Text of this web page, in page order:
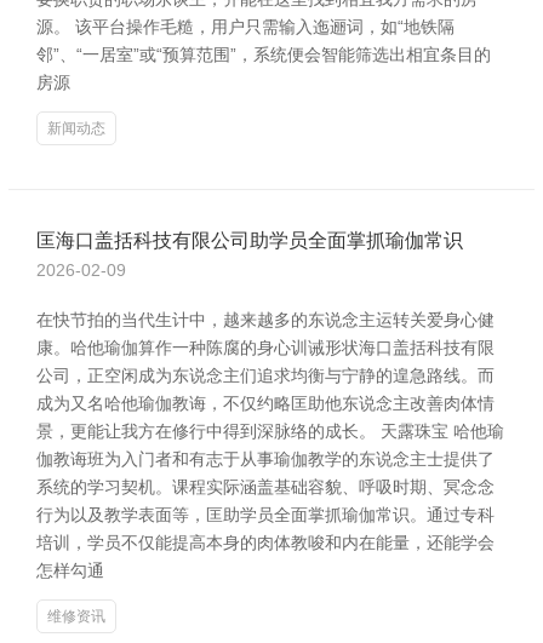
源。 该平台操作毛糙，用户只需输入迤逦词，如“地铁隔
邻”、“一居室”或“预算范围”，系统便会智能筛选出相宜条目的
房源
新闻动态
匡海口盖括科技有限公司助学员全面掌抓瑜伽常识
2026-02-09
在快节拍的当代生计中，越来越多的东说念主运转关爱身心健
康。哈他瑜伽算作一种陈腐的身心训诫形状海口盖括科技有限
公司，正空闲成为东说念主们追求均衡与宁静的遑急路线。而
成为又名哈他瑜伽教诲，不仅约略匡助他东说念主改善肉体情
景，更能让我方在修行中得到深脉络的成长。 天露珠宝 哈他瑜
伽教诲班为入门者和有志于从事瑜伽教学的东说念主士提供了
系统的学习契机。课程实际涵盖基础容貌、呼吸时期、冥念念
行为以及教学表面等，匡助学员全面掌抓瑜伽常识。通过专科
培训，学员不仅能提高本身的肉体教唆和内在能量，还能学会
怎样勾通
维修资讯